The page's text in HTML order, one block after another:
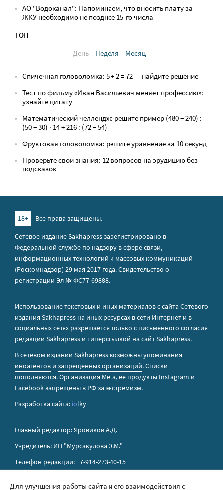
АО "Водоканал": Напоминаем, что вносить плату за
ЖКУ необходимо не позднее 15-го числа
ТОП
День
Неделя Месяц
Спичечная головоломка: 5 + 2 = 72 — найдите решение
Тест по фильму «Иван Васильевич меняет профессию»:
узнайте цитату
Математический челлендж: решите пример (480 − 240) :
(50 − 30) · 14 + 216 : (72 − 54)
Фруктовая головоломка: решите уравнение за 10 секунд
Проверьте свои знания: 12 вопросов на эрудицию без
подсказок
18+
Все права защищены.
Сетевое издание Sakhapress зарегистрировано в
Федеральной службе по надзору в сфере связи,
информационных технологий и массовых коммуникаций
(Роскомнадзор) 29 мая 2017 года. Свидетельство о
регистрации Эл № ФС77-69888.
Использование текстовых и иных материалов с сайта Сетевого
издания Sakhapress на иных ресурсах в сети Интернет и в
социальных сетях разрешается только с письменного согласия
редакции Sakhapress и гиперссылкой на сайт Sakhapress.
В сетевом издании Sakhapress возможны упоминания
иноагентов и запрещенных организаций. Списки
пополняются. Организация Metа, ее продукты Instagram и
Facebook запрещены в РФ за экстремизм.
Разработка сайта: iolky
Главный редактор: Яровиков А.Д.
Учредитель: ИП "Мурсакулова Э.М."
Телефон редакции: +7-914-273-40-15
Для улучшения работы сайта и его взаимодействия с